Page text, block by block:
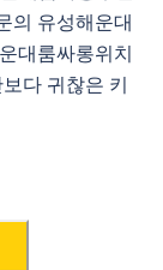
의 유성해운대
대룸싸롱위치
다 귀찮은 키